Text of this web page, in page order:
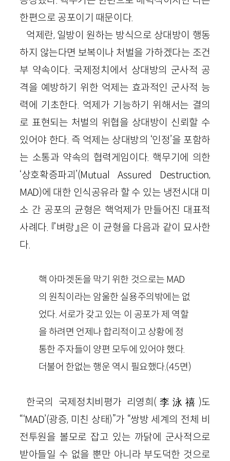
한편으로 공포이기 때문이다.
억제란, 일방이 원하는 방식으로 상대방이 행동
하지 않는다면 보복이나 처벌을 가하겠다는 조건
부 약속이다. 국제정치에서 상대방의 군사적 공
격을 예방하기 위한 억제는 효과적인 군사적 능
력에 기초한다. 억제가 기능하기 위해서는 결의
로 표현되는 처벌의 위협을 상대방이 신뢰할 수
있어야 한다. 즉 억제는 상대방의 ‘인정’을 포함하
는 소통과 약속의 협력게임이다. 핵무기에 의한
‘상호확증파괴’(Mutual Assured Destruction,
MAD)에 대한 인식공유라 할 수 있는 냉전시대 미
소 간 공포의 균형은 핵억제가 만들어진 대표적
사례다. 『벼랑』은 이 균형을 다음과 같이 묘사한
다.
핵 아마겟돈을 막기 위한 것으로는 MAD
의 원칙이라는 암울한 실용주의밖에는 없
었다. 서로가 갖고 있는 이 공포가 제 역할
을 하려면 언제나 합리적이고 상황에 정
통한 주자들이 양편 모두에 있어야 했다.
더불어 한없는 행운 역시 필요했다.(45면)
한국의 국제정치비평가 리영희( 李泳禧 )도
“‘MAD’(광증, 미친 상태)”가 “쌍방 세계의 전체 비
전투원을 볼모로 잡고 있는 까닭에 군사적으로
받아들일 수 없을 뿐만 아니라 부도덕한 것으로